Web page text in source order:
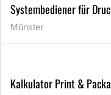
Systembediener für
Münster
Kalkulator Print &